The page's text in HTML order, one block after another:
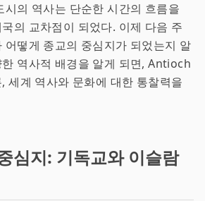
시의 역사는 단순한 시간의 흐름을
의 교차점이 되었다. 이제 다음 주
어떻게 종교의 중심지가 되었는지 알
역사적 배경을 알게 되면, Antioch
세계 역사와 문화에 대한 통찰력을
심지: 기독교와 이슬람